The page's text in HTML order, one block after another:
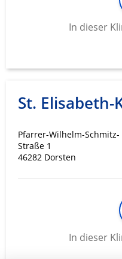
In dieser
St.
Pfarrer-Wilhelm-Schmitz-
Straße 1
46282 Dorsten
In dieser